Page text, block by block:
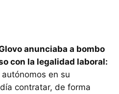
anunciaba a bombo
con la legalidad laboral:
en su
contratar, de forma